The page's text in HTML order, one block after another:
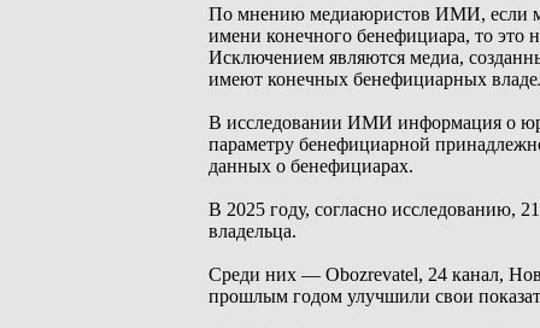
По мнению медиаюристов ИМИ, если
имени конечного бенефициара, то это
Исключением являются медиа,
имеют конечных бенефициарных
В исследовании ИМИ информация о
параметру бенефициарной
данных о бенефициарах.
В 2025 году, согласно исследованию,
владельца.
Среди них — Obozrevatel, 24 канал,
прошлым годом улучшили свои